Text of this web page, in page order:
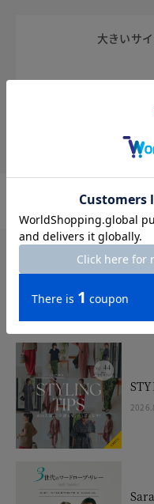
大きいサ